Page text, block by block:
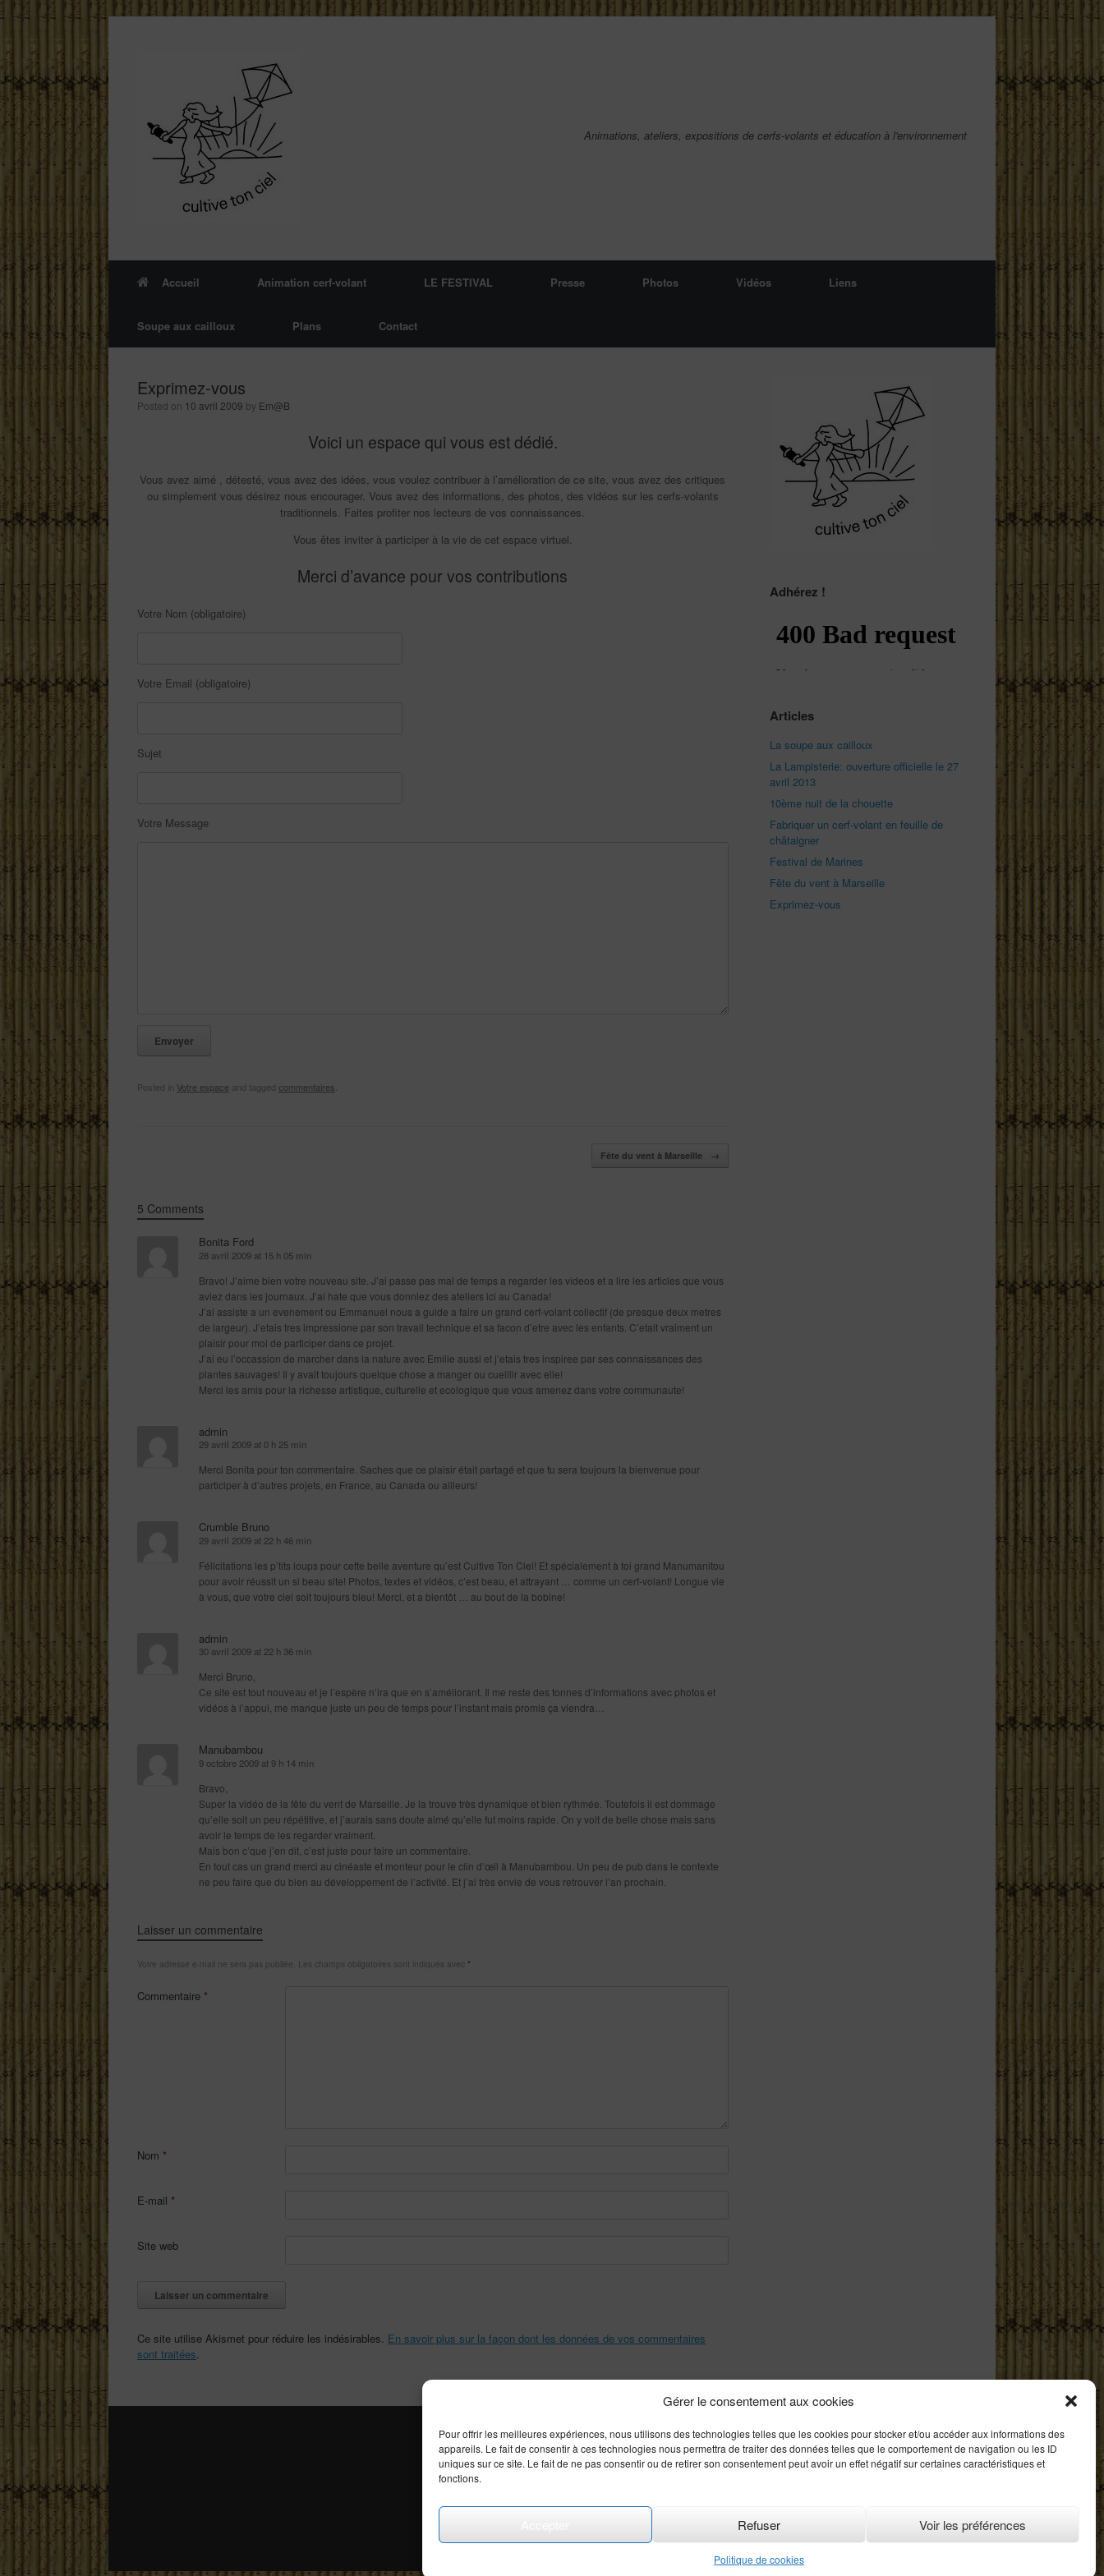
Gérer le consentement aux cookies
Pour offrir les meilleures expériences, nous utilisons des technologies telles que les cookies pour stocker et/ou accéder aux informations des
appareils. Le fait de consentir à ces technologies nous permettra de traiter des données telles que le comportement de navigation ou les ID
uniques sur ce site. Le fait de ne pas consentir ou de retirer son consentement peut avoir un effet négatif sur certaines caractéristiques et
fonctions.
Refuser Voir les préférences
Politique de cookies
content
Animations, ateliers, expositions de cerfs-volants et éducation à l'environnement
Accueil Animation cerf-volant LE FESTIVAL Presse Photos Vidéos Liens
Soupe aux cailloux Plans Contact
Exprimez-vous
Posted on 10 avril 2009 by Em@B
Voici un espace qui vous est dédié.
Vous avez aimé , détesté, vous avez des idées, vous voulez contribuer à l’amélioration de ce site, vous avez des critiques
ou simplement vous désirez nous encourager. Vous avez des informations, des photos, des vidéos sur les cerfs-volants
traditionnels. Faites profiter nos lecteurs de vos connaissances.
Vous êtes inviter à participer à la vie de cet espace virtuel.
Merci d’avance pour vos contributions
Votre Nom (obligatoire)
Votre Email (obligatoire)
Sujet
Votre Message
Posted in Votre espace and tagged commentaires
Fête du vent à Marseille →
5 Comments
Bonita Ford
28 avril 2009 at 15 h 05 min
Bravo! J’aime bien votre nouveau site. J’ai passe pas mal de temps a regarder les videos et a lire les articles que vous
aviez dans les journaux. J’ai hate que vous donniez des ateliers ici au Canada!
J’ai assiste a un evenement ou Emmanuel nous a guide a faire un grand cerf-volant collectif (de presque deux metres
de largeur). J’etais tres impressione par son travail technique et sa facon d’etre avec les enfants. C’etait vraiment un
plaisir pour moi de participer dans ce projet.
J’ai eu l’occassion de marcher dans la nature avec Emilie aussi et j’etais tres inspiree par ses connaissances des
plantes sauvages! Il y avait toujours quelque chose a manger ou cueillir avec elle!
Merci les amis pour la richesse artistique, culturelle et ecologique que vous amenez dans votre communaute!
admin
29 avril 2009 at 0 h 25 min
Merci Bonita pour ton commentaire. Saches que ce plaisir était partagé et que tu sera toujours la bienvenue pour
participer à d’autres projets, en France, au Canada ou ailleurs!
Crumble Bruno
29 avril 2009 at 22 h 46 min
Félicitations les p’tits loups pour cette belle aventure qu’est Cultive Ton Ciel! Et spécialement à toi grand Manumanitou
pour avoir réussit un si beau site! Photos, textes et vidéos, c’est beau, et attrayant … comme un cerf-volant! Longue vie
à vous, que votre ciel soit toujours bleu! Merci, et a bientôt … au bout de la bobine!
admin
30 avril 2009 at 22 h 36 min
Merci Bruno,
Ce site est tout nouveau et je l’espère n’ira que en s’améliorant. Il me reste des tonnes d’informations avec photos et
vidéos à l’appui, me manque juste un peu de temps pour l’instant mais promis ça viendra…
Manubambou
9 octobre 2009 at 9 h 14 min
Bravo,
Super la vidéo de la fête du vent de Marseille. Je la trouve très dynamique et bien rythmée. Toutefois il est dommage
qu’elle soit un peu répétitive, et j’aurais sans doute aimé qu’elle fut moins rapide. On y voit de belle chose mais sans
avoir le temps de les regarder vraiment.
Mais bon c’que j’en dit, c’est juste pour faire un commentaire.
En tout cas un grand merci au cinéaste et monteur pour le clin d’œil à Manubambou. Un peu de pub dans le contexte
ne peu faire que du bien au développement de l’activité. Et j’ai très envie de vous retrouver l’an prochain.
Laisser un commentaire
Votre adresse e-mail ne sera pas publiée. Les champs obligatoires sont indiqués avec *
Commentaire *
Nom *
E-mail *
Site web
Ce site utilise Akismet pour réduire les indésirables. En savoir plus sur la façon dont les données de vos commentaires
sont traitées
Adhérez !
Articles
La soupe aux cailloux
La Lampisterie: ouverture officielle le 27
avril 2013
10ème nuit de la chouette
Fabriquer un cerf-volant en feuille de
châtaigner
Festival de Marines
Fête du vent à Marseille
Exprimez-vous
Tous droits réservés Theme bySiteOrigin